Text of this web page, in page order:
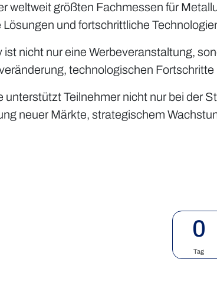
weltweit größten Fachmessen für
Lösungen und fortschrittliche
ist nicht nur eine Werbeveranstaltung,
technologischen
unterstützt Teilnehmer nicht nur bei der
neuer Märkte, strategischem
0
Tag